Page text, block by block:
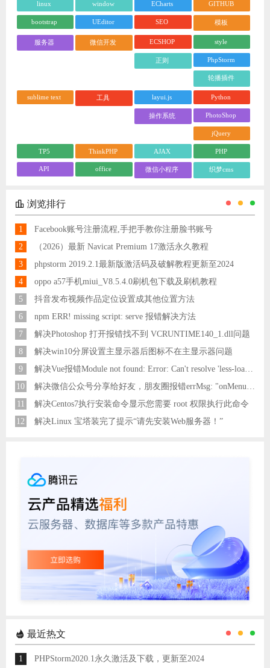
linux window ECharts GITHUB
bootstrap UEditor SEO 模板
服务器 微信开发 ECSHOP style
正则 PhpStorm
轮播插件
sublime text 工具 layui.js Python
操作系统 PhotoShop
jQuery
TP5 ThinkPHP AJAX PHP
API office 微信小程序 织梦cms
浏览排行
1
Facebook账号注册流程,手把手教你注册脸书账号
2
（2026）最新 Navicat Premium 17激活永久教程
3
phpstorm 2019.2.1最新版激活码及破解教程更新至2024
4
oppo a57手机miui_V8.5.4.0刷机包下载及刷机教程
5
抖音发布视频作品定位设置成其他位置方法
6
npm ERR! missing script: serve 报错解决方法
7
解决Photoshop 打开报错找不到 VCRUNTIME140_1.dll问题
8
解决win10分屏设置主显示器后图标不在主显示器问题
9
解决Vue报错Module not found: Error: Can't resolve 'less-loader' in 'C:\Users\Hm\Desktop\vue\vue_shop'问题
10
11
解决Centos7执行安装命令显示您需要 root 权限执行此命令
12
解决Linux 宝塔装完了提示“请先安装Web服务器！”
最近热文
1 PHPStorm2020.1永久激活及下载，更新至2024